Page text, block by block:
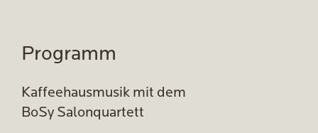
Programm
Kaffeehausmusik mit dem
BoSy Salonquartett